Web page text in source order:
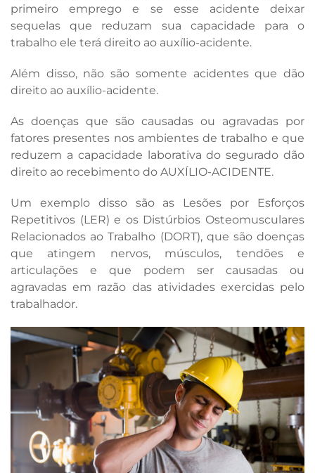
primeiro emprego e se esse acidente deixar
sequelas que reduzam sua capacidade para o
trabalho ele terá direito ao auxílio-acidente.
Além disso, não são somente acidentes que dão
direito ao auxílio-acidente.
As doenças que são causadas ou agravadas por
fatores presentes nos ambientes de trabalho e que
reduzem a capacidade laborativa do segurado dão
direito ao recebimento do AUXÍLIO-ACIDENTE.
Um exemplo disso são as Lesões por Esforços
Repetitivos (LER) e os Distúrbios Osteomusculares
Relacionados ao Trabalho (DORT), que são doenças
que atingem nervos, músculos, tendões e
articulações e que podem ser causadas ou
agravadas em razão das atividades exercidas pelo
trabalhador.